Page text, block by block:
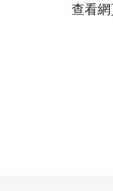
查看網